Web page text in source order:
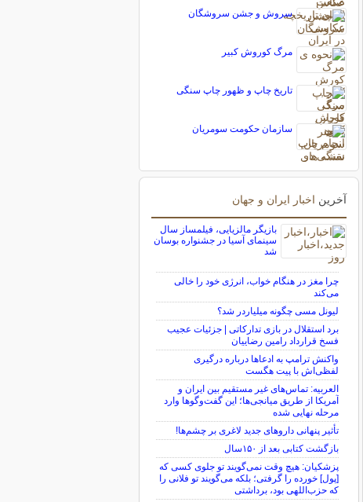
سروش و جشن سروشگان
مرگ کوروش کبیر
تاریخ چاپ و ظهور چاپ سنگی
سازمان حکومت سومریان
آخرین اخبار ایران و جهان
بازیگر مالزیایی، فیلمساز سال
سینمای آسیا در جشنواره بوسان
شد
چرا مغز در هنگام خواب، انرژی خود را خالی
می‌کند
لیونل مسی چگونه میلیاردر شد؟
برد استقلال در بازی تدارکاتی | جزئیات عجیب
فسخ قرارداد رامین رضاییان
واکنش ترامپ به ادعاها درباره درگیری
لفظی‌اش با پیت هگست
العربیه: تماس‌های غیر مستقیم بین ایران و
آمریکا از طریق میانجی‌ها؛ این گفت‌و‌گو‌ها وارد
مرحله نهایی شده
تأثیر پنهانی داروهای جدید لاغری بر چشم‌ها!
بازگشت کتابی بعد از ۱۵۰سال
پزشکیان: هیچ وقت نمی‌گویند تو جلوی کسی که
[پول] خورده را گرفتی؛ بلکه می‌گویند تو فلانی را
که حزب‌اللهی بود، برداشتی